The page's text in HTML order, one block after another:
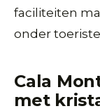
faciliteiten
onder
Cala
met